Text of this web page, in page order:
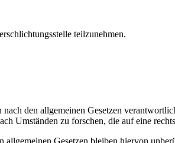
teilzunehmen.
den allgemeinen Gesetzen
Umständen zu forschen, die auf eine
Gesetzen bleiben hiervon